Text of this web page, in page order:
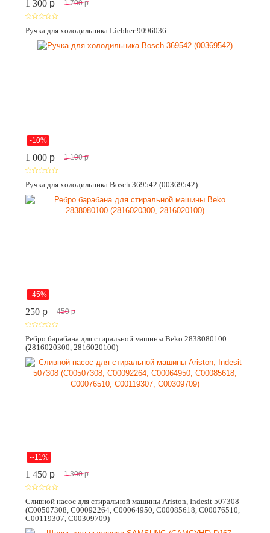
1 300 p 1 700 p
Ручка для холодильника Liebher 9096036
-10%
1 000 p 1 100 p
Ручка для холодильника Bosch 369542 (00369542)
-45%
250 p 450 p
Ребро барабана для стиральной машины Beko 2838080100
(2816020300, 2816020100)
--11%
1 450 p 1 300 p
Сливной насос для стиральной машины Ariston, Indesit 507308
(C00507308, C00092264, C00064950, C00085618, C00076510,
C00119307, C00309709)